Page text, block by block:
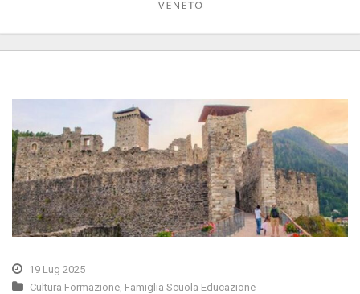
19 Lug 2025
Cultura Formazione Famiglia Scuola Educazione